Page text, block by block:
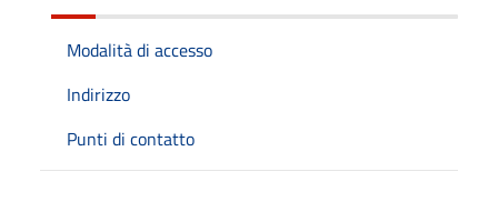
Modalità di accesso
Indirizzo
Punti di contatto